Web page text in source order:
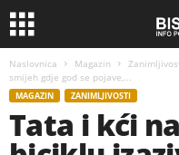
Naslovnica Magazin
smijeh gdje god se pojave,...
MAGAZIN ZANIMLJIVOSTI
Tata i kći